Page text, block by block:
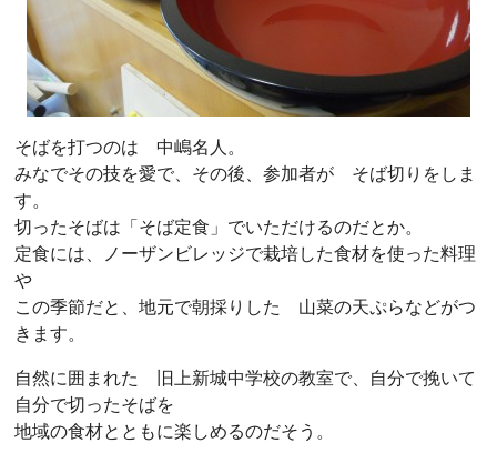
そばを打つのは 中嶋名人。
みなでその技を愛で、その後、参加者が そば切りをしま
す。
切ったそばは「そば定食」でいただけるのだとか。
定食には、ノーザンビレッジで栽培した食材を使った料理
や
この季節だと、地元で朝採りした 山菜の天ぷらなどがつ
きます。
自然に囲まれた 旧上新城中学校の教室で、自分で挽いて
自分で切ったそばを
地域の食材とともに楽しめるのだそう。